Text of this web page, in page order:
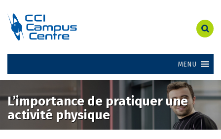
MENU
L’importance de pratiquer une
activité physique